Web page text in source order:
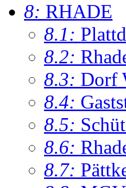
8: RHADE
8.1:
8.2:
8.3: Dorf
8.4:
8.5:
8.6:
8.7: